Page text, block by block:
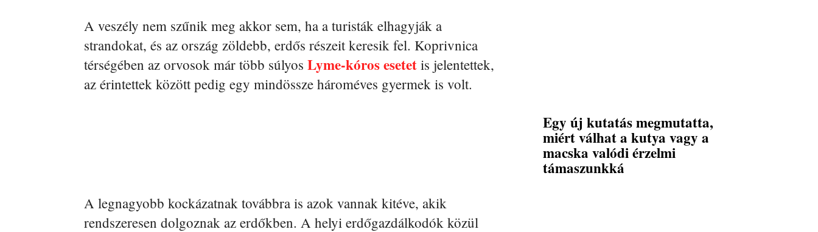
A veszély nem szűnik meg akkor sem, ha a turisták elhagyják a
strandokat, és az ország zöldebb, erdős részeit keresik fel. Koprivnica
térségében az orvosok már több súlyos Lyme-kóros esetet is jelentettek,
az érintettek között pedig egy mindössze hároméves gyermek is volt.
A legnagyobb kockázatnak továbbra is azok vannak kitéve, akik
rendszeresen dolgoznak az erdőkben. A helyi erdőgazdálkodók közül
Egy új kutatás megmutatta,
miért válhat a kutya vagy a
macska valódi érzelmi
támaszunkká